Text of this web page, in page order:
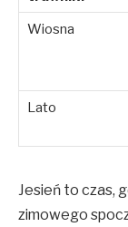
Wiosna
Lato
Jesień to czas,
zimowego